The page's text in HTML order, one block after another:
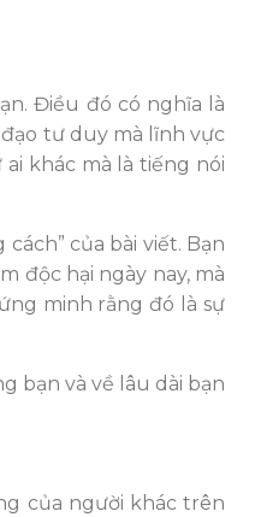
n. Điều đó có nghĩa là
đạo tư duy mà lĩnh vực
khác mà là tiếng nói
của bài viết. Bạn
m độc hại ngày nay, mà
minh rằngđó làsự
bạn và về lâu dài bạn
của người khác trên